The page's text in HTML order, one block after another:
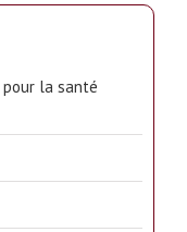
la santé